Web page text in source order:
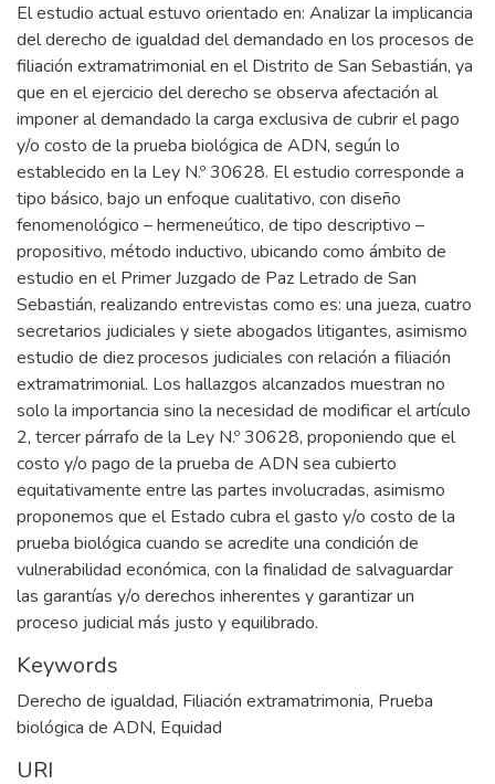
El estudio actual estuvo orientado en: Analizar la implicancia
del derecho de igualdad del demandado en los procesos de
filiación extramatrimonial en el Distrito de San Sebastián, ya
que en el ejercicio del derecho se observa afectación al
imponer al demandado la carga exclusiva de cubrir el pago
y/o costo de la prueba biológica de ADN, según lo
establecido en la Ley N.º 30628. El estudio corresponde a
tipo básico, bajo un enfoque cualitativo, con diseño
fenomenológico – hermeneútico, de tipo descriptivo –
propositivo, método inductivo, ubicando como ámbito de
estudio en el Primer Juzgado de Paz Letrado de San
Sebastián, realizando entrevistas como es: una jueza, cuatro
secretarios judiciales y siete abogados litigantes, asimismo
estudio de diez procesos judiciales con relación a filiación
extramatrimonial. Los hallazgos alcanzados muestran no
solo la importancia sino la necesidad de modificar el artículo
2, tercer párrafo de la Ley N.º 30628, proponiendo que el
costo y/o pago de la prueba de ADN sea cubierto
equitativamente entre las partes involucradas, asimismo
proponemos que el Estado cubra el gasto y/o costo de la
prueba biológica cuando se acredite una condición de
vulnerabilidad económica, con la finalidad de salvaguardar
las garantías y/o derechos inherentes y garantizar un
proceso judicial más justo y equilibrado.
Keywords
Derecho de igualdad, Filiación extramatrimonia, Prueba
biológica de ADN, Equidad
URI